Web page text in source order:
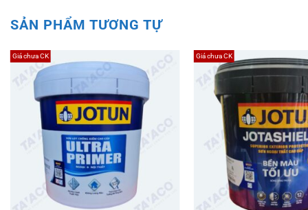
SẢN PHẨM TƯƠNG TỰ
Giá chưa CK Giá chưa CK